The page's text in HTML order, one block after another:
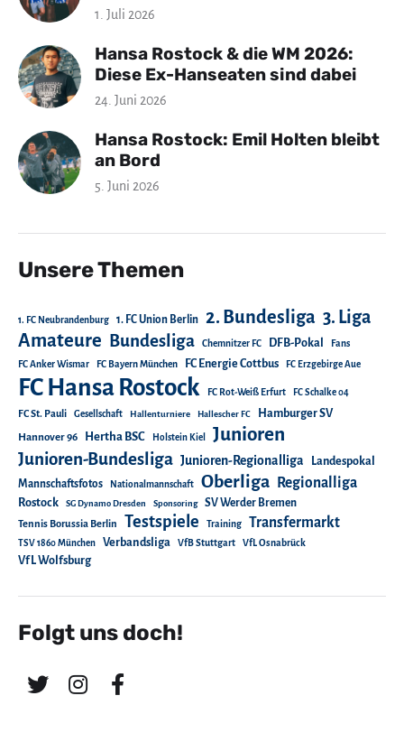
1. Juli 2026
Hansa Rostock & die WM 2026:
Diese Ex-Hanseaten sind dabei
24. Juni 2026
Hansa Rostock: Emil Holten bleibt
an Bord
5. Juni 2026
Unsere Themen
1. FC Neubrandenburg 1. FC Union Berlin 2. Bundesliga 3. Liga
Amateure Bundesliga Chemnitzer FC DFB-Pokal Fans
FC Anker Wismar FC Bayern München FC Energie Cottbus FC Erzgebirge Aue
FC Hansa Rostock FC Rot-Weiß Erfurt FC Schalke 04
FC St. Pauli Gesellschaft Hallenturniere Hallescher FC Hamburger SV
Hannover 96 Hertha BSC Holstein Kiel Junioren
Junioren-Bundesliga Junioren-Regionalliga
Landespokal
Mannschaftsfotos
Nationalmannschaft Oberliga Regionalliga
Rostock SG Dynamo Dresden Sponsoring SV Werder Bremen
Tennis Borussia Berlin Testspiele Training Transfermarkt
TSV 1860 München Verbandsliga VfB Stuttgart VfL Osnabrück
VfL Wolfsburg
Folgt uns doch!